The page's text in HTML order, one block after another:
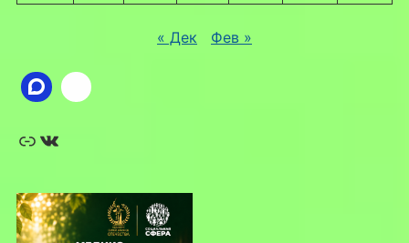
« Дек Фев »
Ссылка